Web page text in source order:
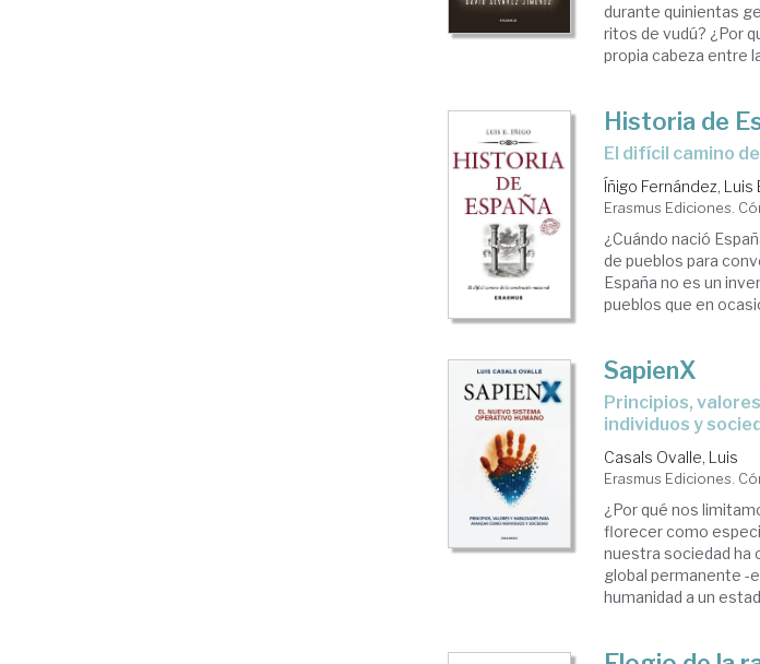
durante quinientas
ritos de vudú? ¿Por
propia cabeza entre
Historia de
El difícil camino
Íñigo Fernández, Luis
Erasmus Ediciones.
¿Cuándo nació
de pueblos para
España no es un
pueblos que en
SapienX
Principios, valores y habilidades para avanzar como
individuos y
Casals Ovalle, Luis
Erasmus Ediciones.
¿Por qué nos
florecer como
nuestra sociedad ha
global permanente -
humanidad a un